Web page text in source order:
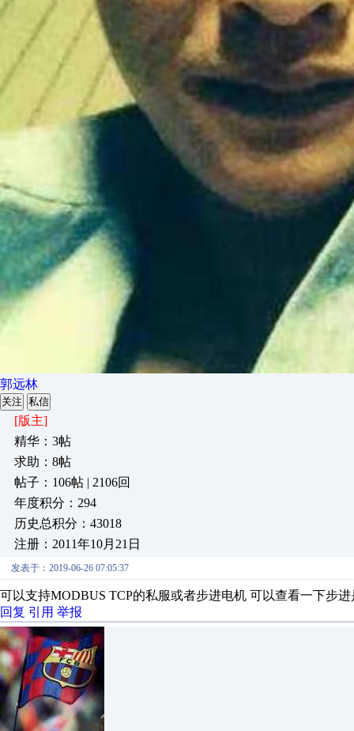
郭远林
关注 私信
[版主]
精华：3帖
求助：8帖
帖子：106帖 | 2106回
年度积分：294
历史总积分：43018
注册：2011年10月21日
发表于：2019-06-26 07:05:37
可以支持MODBUS TCP的私服或者步进电机 可以查看一下步
回复 引用 举报